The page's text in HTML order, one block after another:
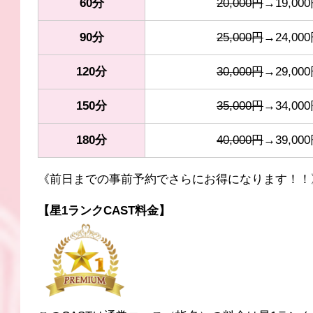
60分 20,000円→19,000
90分 25,000円→24,000
120分 30,000円→29,000
150分 35,000円→34,000
180分 40,000円→39,000
《前日までの事前予約でさらにお得になります！！
【星1ランクCAST料金】